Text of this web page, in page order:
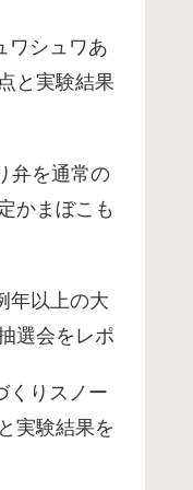
ワシュワあ
と実験結果
弁を通常の
かまぼこも
年以上の大
選会をレポ
くりスノー
実験結果を